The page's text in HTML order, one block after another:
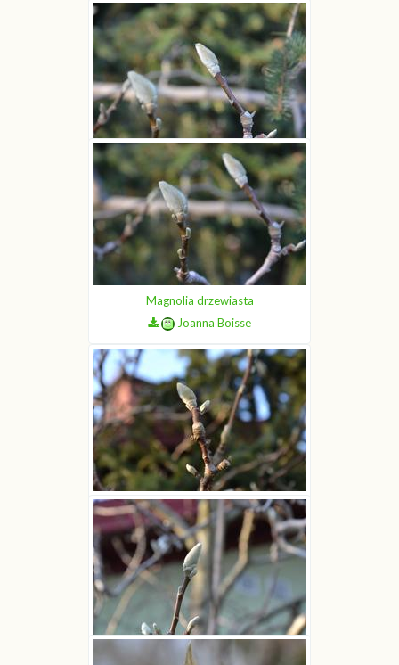
Magnolia drzewiasta
Joanna Boisse
Magnolia drzewiasta
Joanna Boisse
Magnolia drzewiasta
Joanna Boisse
Magnolia drzewiasta
Joanna Boisse
Magnolia drzewiasta